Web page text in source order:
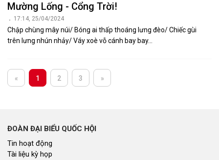
Mường Lống - Cổng Trời!
17:14, 25/04/2024
Chập chùng mây núi/ Bóng ai thấp thoáng lưng đèo/ Chiếc gùi
trên lưng nhún nhảy/ Váy xoè vỗ cánh bay bay…
« 1 2 3 »
ĐOÀN ĐẠI BIỂU QUỐC HỘI
Tin hoạt động
Tài liệu kỳ họp